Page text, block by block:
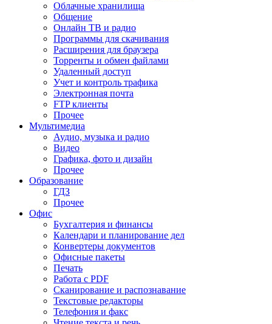
Облачные хранилища
Общение
Онлайн ТВ и радио
Программы для скачивания
Расширения для браузера
Торренты и обмен файлами
Удаленный доступ
Учет и контроль трафика
Электронная почта
FTP клиенты
Прочее
Мультимедиа
Аудио, музыка и радио
Видео
Графика, фото и дизайн
Прочее
Образование
ГДЗ
Прочее
Офис
Бухгалтерия и финансы
Календари и планирование дел
Конвертеры документов
Офисные пакеты
Печать
Работа с PDF
Сканирование и распознавание
Текстовые редакторы
Телефония и факс